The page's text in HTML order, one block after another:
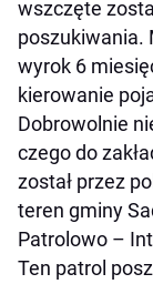
wszczęte
poszukiwania.
wyrok 6
kierowanie
Dobrowolnie
czego do
został przez
teren gminy
Patrolowo –
Ten patrol